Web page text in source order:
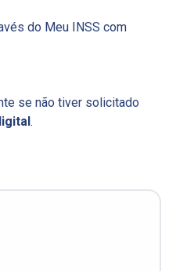
do Meu INSS com
se não tiver solicitado
.